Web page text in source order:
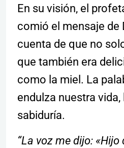
En su visión, el
comió el mensaje de
cuenta de que no
que también era
como la miel. La
endulza nuestra
sabiduría.
“La voz me dijo: